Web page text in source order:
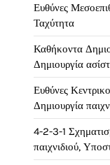
Ευθύνες
Ταχύτητα
Καθήκοντα
Δημιουργία ασίστ
Ευθύνες
Δημιουργία
4-2-3-1
παιχνιδιού,